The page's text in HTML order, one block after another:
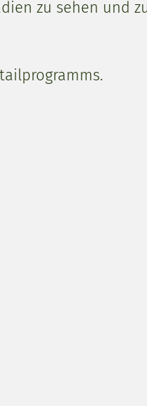
zu sehen und